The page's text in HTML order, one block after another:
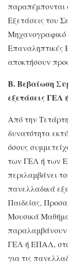
παραπέμπονται
Εξετάσεις του
Μηχανογραφικό
Επαναληπτικές
αποκτήσουν
Β. Βεβαίωση
εξετάσεις ΓΕΛ
Από την
δυνατότητα
όσους
των ΓΕΛ ή των
περιλαμβάνει
πανελλαδικά
Παιδείας,
Μουσικά
παραλαμβάνουν
ΓΕΛ ή ΕΠΑΛ,
για τις